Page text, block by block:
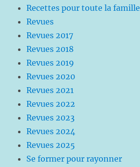
Recettes pour toute la famille
Revues
Revues 2017
Revues 2018
Revues 2019
Revues 2020
Revues 2021
Revues 2022
Revues 2023
Revues 2024
Revues 2025
Se former pour rayonner